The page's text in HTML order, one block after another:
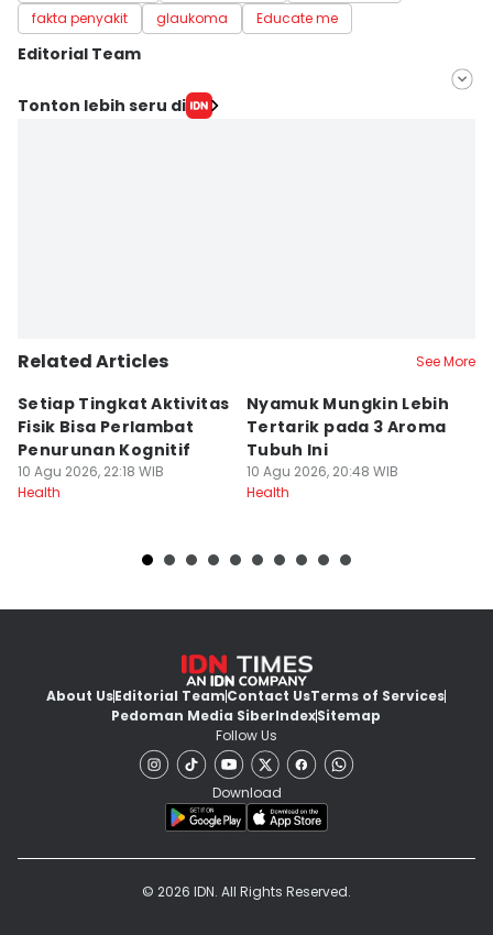
fakta penyakit
glaukoma Educate me
Editorial Team
Editor
Tonton lebih seru di
Related Articles See More
Setiap Tingkat Aktivitas
Fisik Bisa Perlambat
Penurunan Kognitif
10 Agu 2026, 22:18 WIB
Health
Nyamuk Mungkin Lebih
Tertarik pada 3 Aroma
Tubuh Ini
10 Agu 2026, 20:48 WIB
Health
About UsEditorial TeamContact UsTerms of Services
Pedoman Media SiberIndexSitemap
Follow Us
Download
© 2026 IDN. All Rights Reserved.